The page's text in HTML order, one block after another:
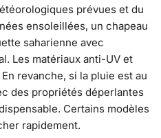
prévues et du
ensoleillées, un chapeau
saharienne avec
Les matériaux anti-UV et
revanche, si la pluie est au
des propriétés déperlantes
Certains modèles
rapidement.